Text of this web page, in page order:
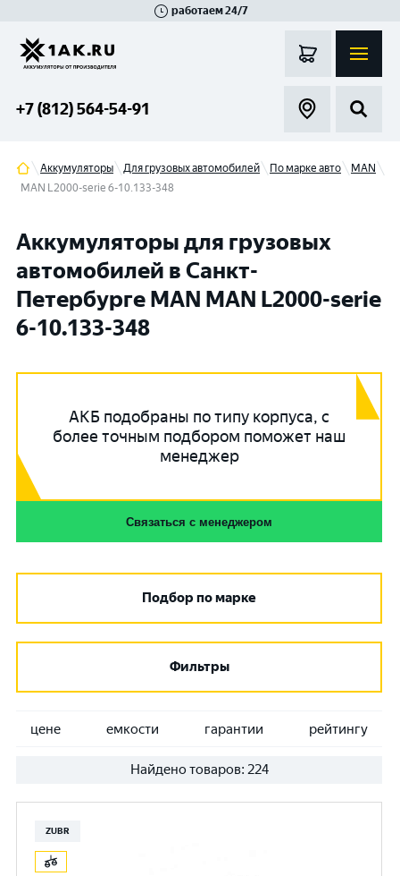
работаем 24/7
+7 (812) 564-54-91
Аккумуляторы Для грузовых автомобилей По марке авто
MAN
MAN L2000-serie 6-10.133-348
Аккумуляторы для грузовых
автомобилей в Санкт-
Петербурге MAN MAN L2000-serie
6-10.133-348
АКБ подобраны по типу корпуса, с
более точным подбором поможет наш
менеджер
Связаться с менеджером
Подбор по марке
Фильтры
цене емкости гарантии рейтингу
Найдено товаров: 224
ZUBR
Гатчина